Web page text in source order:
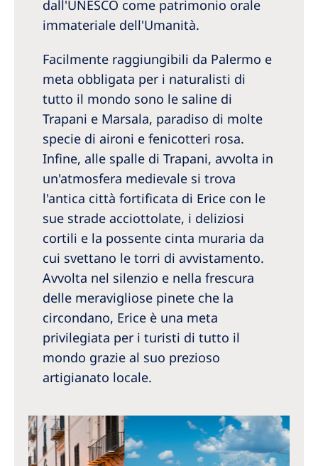
dall'UNESCO come patrimonio orale
immateriale dell'Umanità.
Facilmente raggiungibili da Palermo e
meta obbligata per i naturalisti di
tutto il mondo sono le saline di
Trapani e Marsala, paradiso di molte
specie di aironi e fenicotteri rosa.
Infine, alle spalle di Trapani, avvolta in
un'atmosfera medievale si trova
l'antica città fortificata di Erice con le
sue strade acciottolate, i deliziosi
cortili e la possente cinta muraria da
cui svettano le torri di avvistamento.
Avvolta nel silenzio e nella frescura
delle meravigliose pinete che la
circondano, Erice è una meta
privilegiata per i turisti di tutto il
mondo grazie al suo prezioso
artigianato locale.